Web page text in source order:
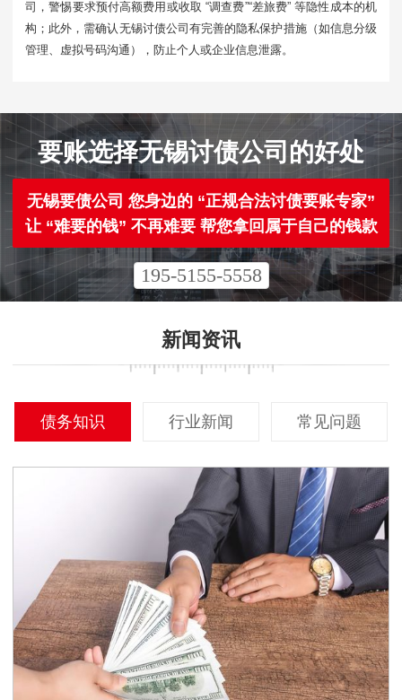
司，警惕要求预付高额费用或收取 “调查费”“差旅费” 等隐性成本的机
构；此外，需确认无锡讨债公司有完善的隐私保护措施（如信息分级
管理、虚拟号码沟通），防止个人或企业信息泄露。​
要账选择无锡讨债公司的好处
无锡要债公司 您身边的 “正规合法讨债要账专家”
让 “难要的钱” 不再难要 帮您拿回属于自己的钱款
195-5155-5558
新闻资讯
债务知识 行业新闻 常见问题